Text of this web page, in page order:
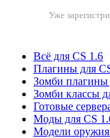
Уже
Всё для CS 1.6
Плагины для
Зомби плагины
Зомби классы
Готовые
Моды для CS
Модели оружия